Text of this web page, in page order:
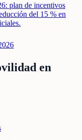
plan de incentivos
del 15 % en
en